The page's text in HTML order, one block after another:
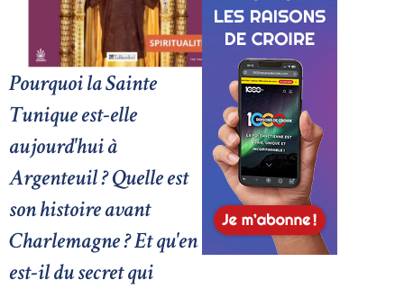
Pourquoi la Sainte
Tunique est-elle
aujourd'hui à
Argenteuil ? Quelle est
son histoire avant
Charlemagne ? Et qu'en
est-il du secret qui